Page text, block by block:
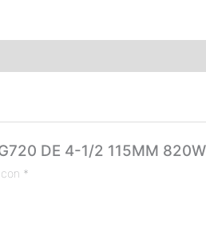
DE 4-1/2 115MM
*